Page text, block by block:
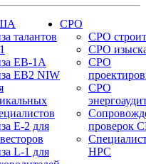
талантов
EB-1A
EB2 NIW
E-2 для
L-1 для
СРО
СРО
СРО
СРО
СРО
проверок
НРС